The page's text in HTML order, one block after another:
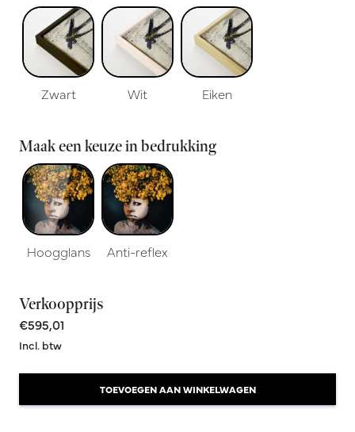
Zwart Wit Eiken
Maak een keuze in bedrukking
Hoogglans Anti-reflex
Verkoopprijs
€595,01
Incl. btw
TOEVOEGEN AAN WINKELWAGEN